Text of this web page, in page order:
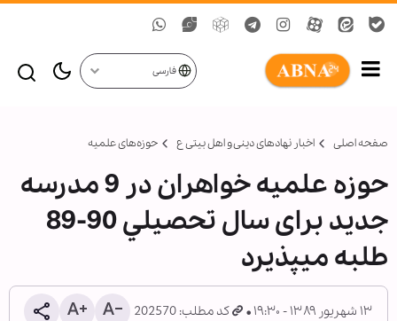
فارسی
صفحه اصلی اخبار نهادهای دینی و اهل بیتی ع حوزه‌های علمیه
حوزه علميه خواهران در 9 مدرسه
جدید برای سال تحصيلي 90-89
طلبه می‏پذیرد
۱۳ شهریور ۱۳۸۹ - ۱۹:۳۰ کد مطلب: 202570